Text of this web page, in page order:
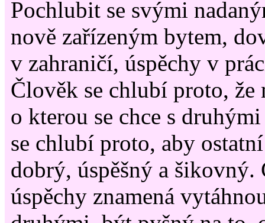
Pochlubit se svými
nově zařízeným bytem,
v zahraničí, úspěchy v
Člověk se chlubí proto, že
o kterou se chce s
se chlubí proto, aby
dobrý, úspěšný a
úspěchy znamená